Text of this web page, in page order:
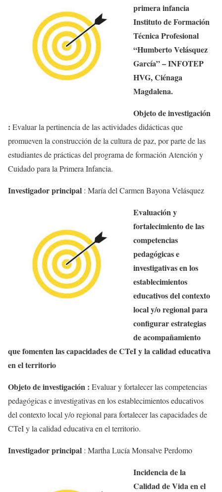
primera infancia
Instituto de Formación
Técnica Profesional
“Humberto Velásquez
García” – INFOTEP
HVG, Ciénaga
Magdalena.
Objeto de investigación
: Evaluar la pertinencia de las actividades didácticas que
promueven la construcción de la cultura de paz, por parte de las
estudiantes de prácticas del programa de formación Atención y
Cuidado para la Primera Infancia.
Investigador principal : María del Carmen Bayona Velásquez
Evaluación y
fortalecimiento de las
competencias
pedagógicas e
investigativas en los
establecimientos
educativos del contexto
local y/o regional para
configurar estrategias
de acompañamiento
que fomenten las capacidades deCTeIy la calidad educativa
en el territorio
Objeto de investigación : Evaluar y fortalecer las competencias
pedagógicas e investigativas en los establecimientos educativos
del contexto local y/o regional para fortalecer las capacidades de
CTeIy la calidad educativa en el territorio.
Investigador principal : Martha Lucía Monsalve Perdomo
Incidencia de la
Calidad de Vida en el